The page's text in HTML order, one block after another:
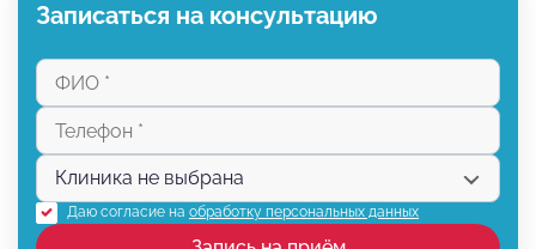
Записаться на консультацию
Даю согласие на обработку персональных данных